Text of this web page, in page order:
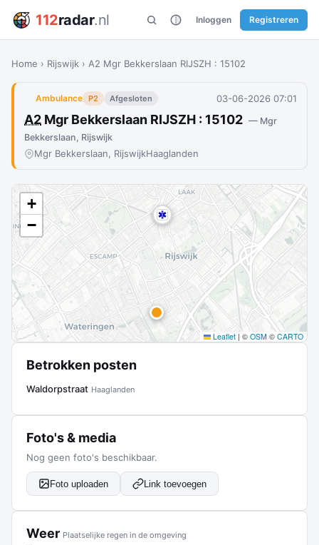
112radar.nl Inloggen Registreren
Home › Rijswijk › A2 Mgr Bekkerslaan RIJSZH : 15102
Ambulance P2 Afgesloten 03-06-2026 07:01
A2 Mgr Bekkerslaan RIJSZH : 15102 — Mgr
Bekkerslaan, Rijswijk
Mgr Bekkerslaan, RijswijkHaaglanden
+
−
Leaflet | © OSM © CARTO
Betrokken posten
Waldorpstraat Haaglanden
Foto's & media
Nog geen foto's beschikbaar.
Foto uploaden Link toevoegen
Weer Plaatselijke regen in de omgeving